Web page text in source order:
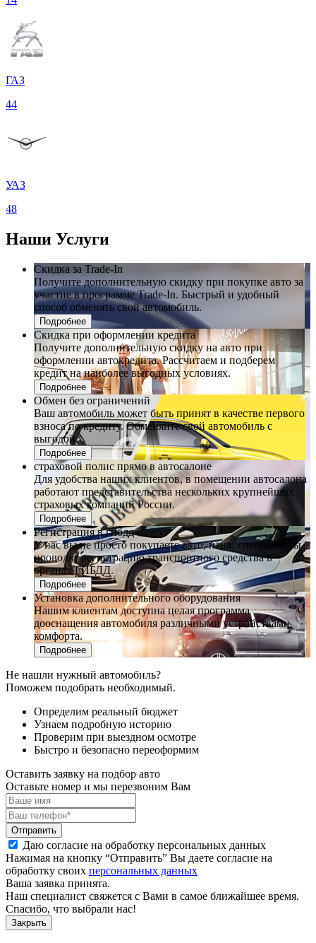
ГАЗ
44
УАЗ
48
Наши Услуги
Скидка за Trade-In
Получите дополнительную скидку при покупке авто за
участие в программе Trade-In. Быстрый и удобный
способ обменять свой автомобиль.
Подробнее
Скидка при оформлении кредита
Получите дополнительную скидку на авто при
оформлении автокредита. Рассчитаем и подберем
кредит на наиболее выгодных условиях.
Подробнее
Обмен без ограничений
Ваш автомобиль может быть принят в качестве первого
взноса по кредиту. Обменяйте свой автомобиль с
выгодой.
Подробнее
страховой полис прямо в автосалоне
Для удобства наших клиентов, в помещении автосалона
работают представительства нескольких крупнейших
страховых компаний России.
Подробнее
Регистрация в гибдд
У нас вы не просто покупаете авто, наши специалисты
проводят регистрацию транспортного средства в
органах ГИБДД.
Подробнее
Установка дополнительного оборудования
Нашим клиентам доступна целая программа
дооснащения автомобиля различными устройствами
комфорта.
Подробнее
Не нашли нужный автомобиль?
Поможем подобрать необходимый.
Определим реальный бюджет
Узнаем подробную историю
Проверим при выездном осмотре
Быстро и безопасно переоформим
Оставить заявку на подбор авто
Оставьте номер и мы перезвоним Вам
Отправить
Даю согласие на обработку персональных данных
Нажимая на кнопку “Отправить” Вы даете согласие на
обработку своих персональных данных
Ваша заявка принята.
Наш специалист свяжется с Вами в самое ближайшее время.
Спасибо, что выбрали нас!
Закрыть